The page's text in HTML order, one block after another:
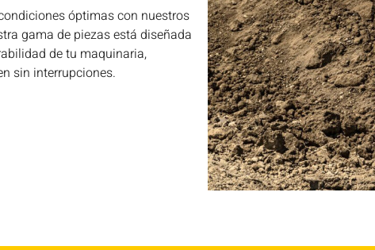
óptimas con nuestros
gama de piezas está diseñada
de tu maquinaria,
sin interrupciones.